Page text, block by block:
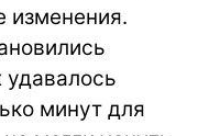
изменения.
удавалось
минут для